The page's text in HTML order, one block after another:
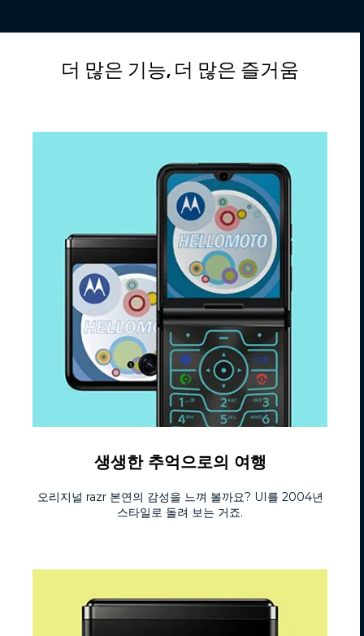
더 많은 기능, 더 많은 즐거움
생생한 추억으로의 여행
오리지널 razr 본연의 감성을 느껴 볼까요? UI를 2004년
스타일로 돌려 보는 거죠.